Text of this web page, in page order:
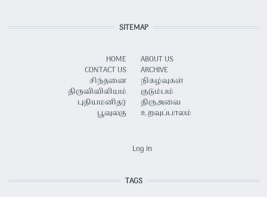
SITEMAP
HOME
CONTACT US
சிந்தனை
திருவிவிலியம்
புதியமனிதர்
பூவுலகு
ABOUT US
ARCHIVE
நிகழ்வுகள்
குடும்பம்
திருஅவை
உறவுப்பாலம்
Log in
TAGS